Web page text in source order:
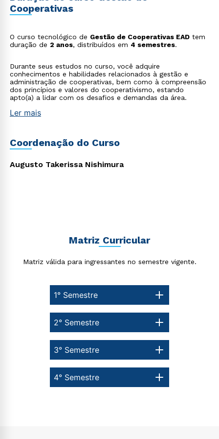
Cooperativas
O curso tecnológico de Gestão de Cooperativas EAD tem
duração de 2 anos, distribuídos em 4 semestres.
Durante seus estudos no curso, você adquire
conhecimentos e habilidades relacionados à gestão e
administração de cooperativas, bem como à compreensão
dos princípios e valores do cooperativismo, estando
apto(a) a lidar com os desafios e demandas da área.
Ler mais
Coordenação do Curso
Augusto Takerissa Nishimura
Matriz Curricular
Matriz válida para ingressantes no semestre vigente.
1° Semestre
4° Semestre
3° Semestre
2° Semestre
Estou de acordo com a Política de Privacidade.e
autorizo que meus dados sejam utilizados para o
envio de conteúdos da Cruzeiro do Sul.